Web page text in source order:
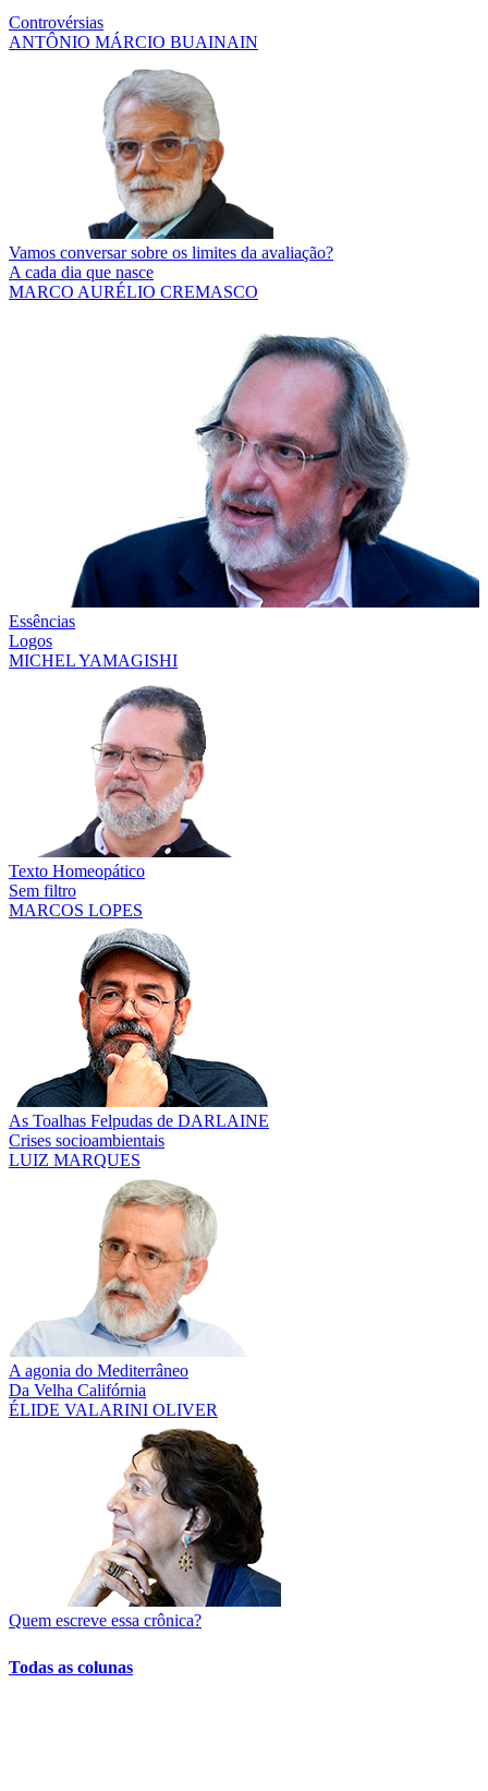
Controvérsias
ANTÔNIO MÁRCIO BUAINAIN
Vamos conversar sobre os limites da avaliação?
A cada dia que nasce
MARCO AURÉLIO CREMASCO
Essências
Logos
MICHEL YAMAGISHI
Texto Homeopático
Sem filtro
MARCOS LOPES
As Toalhas Felpudas de DARLAINE
Crises socioambientais
LUIZ MARQUES
A agonia do Mediterrâneo
Da Velha Califórnia
ÉLIDE VALARINI OLIVER
Quem escreve essa crônica?
Todas as colunas